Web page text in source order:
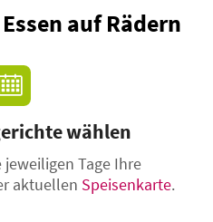
auf Rädern
wählen
Tage Ihre
aktuellen Speisenkarte.